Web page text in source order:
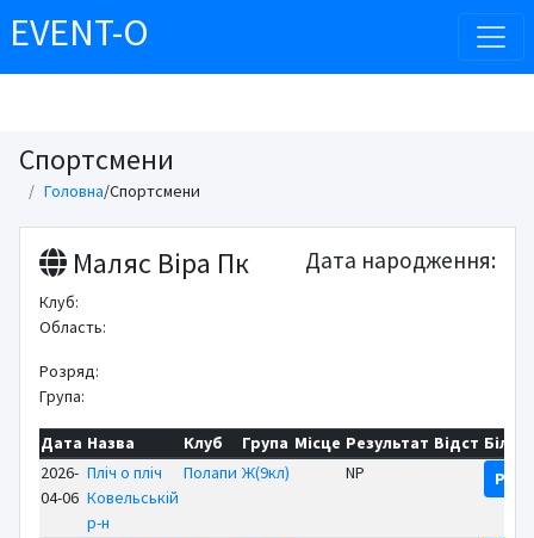
EVENT-O
Спортсмени
Головна/Спортсмени
Маляс Віра Пк Дата народження:
Клуб:
Область:
Розряд:
Група:
Дата Назва Клуб Група Місце Результат Відст
2026-
04-06
Пліч о пліч
Ковельській
р-н
Полапи Ж(9кл) NP